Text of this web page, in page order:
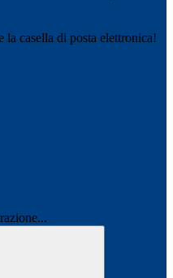
casella di posta elettronica!